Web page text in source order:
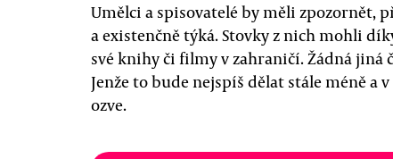
Umělci a spisovatelé by měli zpozornět,
a existenčně týká. Stovky z nich mohli
své knihy či filmy v zahraničí. Žádná jiná
Jenže to bude nejspíš dělat stále méně a
ozve.